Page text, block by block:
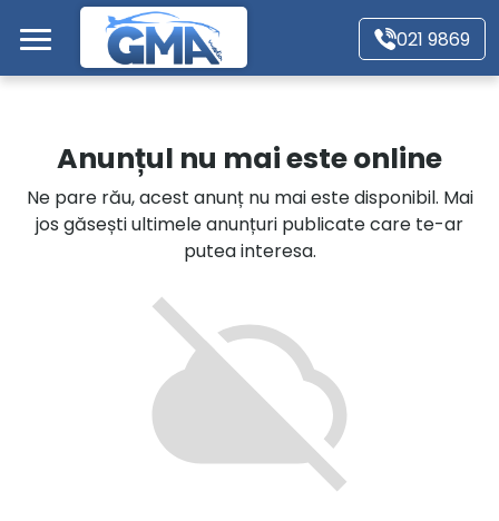
Mergi direct la conținutul principal
021 9869
Autoturisme
Motociclete
Autoutilitare
Alte tipuri vehicule
Anunțul nu mai este online
Ne pare rău, acest anunț nu mai este disponibil. Mai
jos găsești ultimele anunțuri publicate care te-ar
putea interesa.